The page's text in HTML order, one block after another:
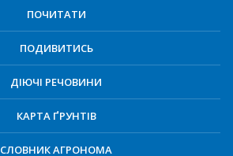
ПОЧИТАТИ
ПОДИВИТИСЬ
ДІЮЧІ РЕЧОВИНИ
КАРТА ҐРУНТІВ
СЛОВНИК АГРОНОМА